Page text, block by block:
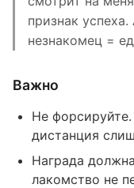
признак
незнакомец =
Важно
Не
дистанция
Награда
лакомство не